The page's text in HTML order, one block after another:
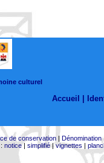
culturel
Accueil |
de conservation| Dénomination
notice| simplifié|vignettes |